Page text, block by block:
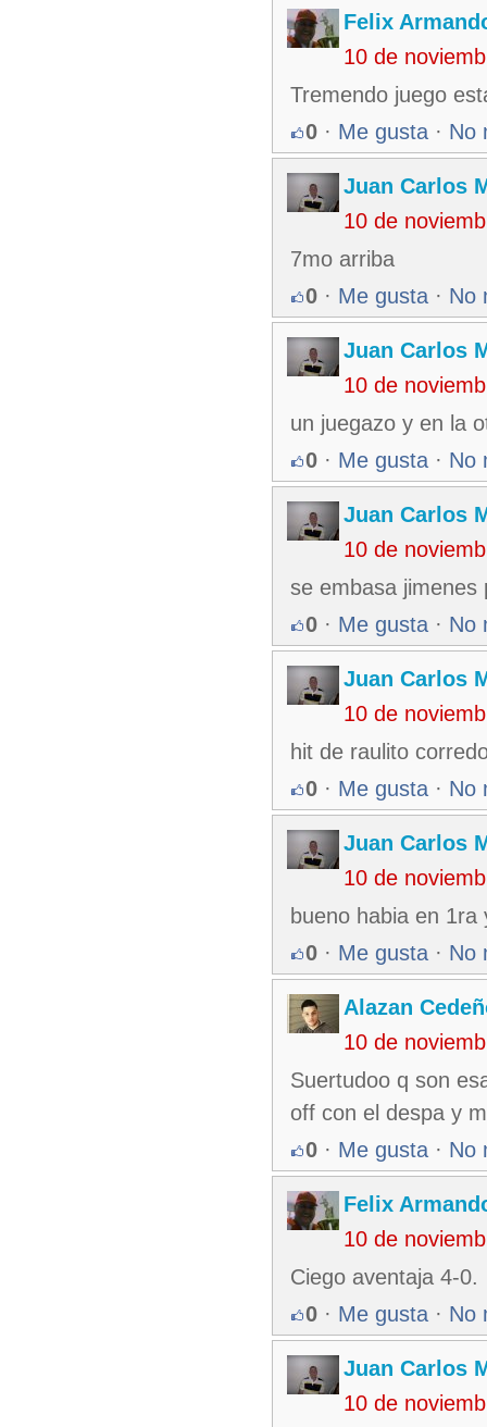
Felix
10 de
Tremendo juego
0 · Me gusta · No
Juan Carlos
10 de
7mo arriba
0 · Me gusta · No
Juan Carlos
10 de
un juegazo y en la
0 · Me gusta · No
Juan Carlos
10 de
se embasa jimenes
0 · Me gusta · No
Juan Carlos
10 de
hit de raulito
0 · Me gusta · No
Juan Carlos
10 de
bueno habia en
0 · Me gusta · No
Alazan
10 de
Suertudoo q son
off con el despa y
0 · Me gusta · No
Felix
10 de
Ciego aventaja 4-0.
0 · Me gusta · No
Juan Carlos
10 de